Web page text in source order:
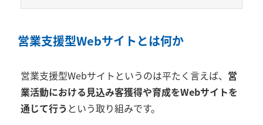
営業支援型Webサイトとは何か
営業支援型Webサイトというのは平たく言えば、 営
業活動における見込み客獲得や育成をWebサイトを
通じて行う という取り組みです。